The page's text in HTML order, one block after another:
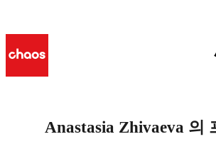
Anastasia Zhivaeva 의